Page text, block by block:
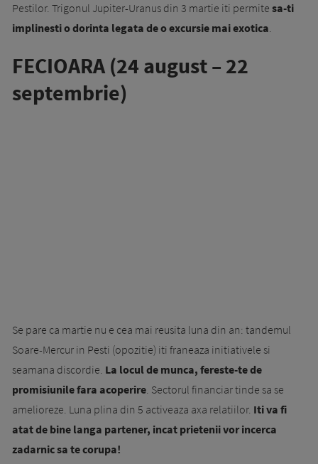
Pestilor. Trigonul Jupiter-Uranus din 3 martie iti permite sa-ti
implinesti o dorinta legata de o excursie mai exotica.
FECIOARA (24 august – 22
septembrie)
Se pare ca martie nu e cea mai reusita luna din an: tandemul
Soare-Mercur in Pesti (opozitie) iti franeaza initiativele si
seamana discordie. La locul de munca, fereste-te de
promisiunile fara acoperire. Sectorul financiar tinde sa se
amelioreze. Luna plina din 5 activeaza axa relatiilor. Iti va fi
atat de bine langa partener, incat prietenii vor incerca
zadarnic sa te corupa!